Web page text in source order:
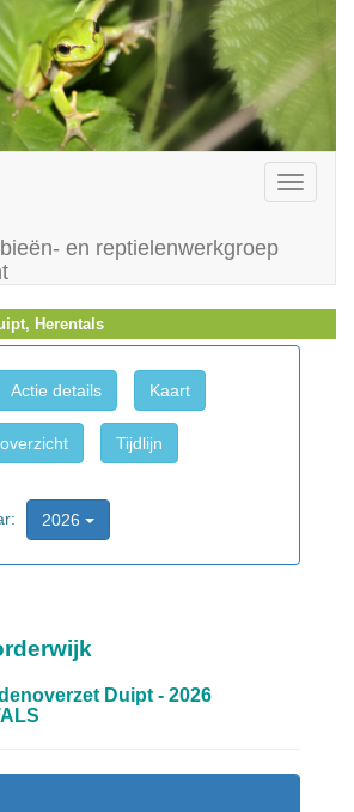
Toggle
en reptielenwerkgroep
Herentals
Actie details Kaart
Tijdlijn
2026
Duipt - 2026